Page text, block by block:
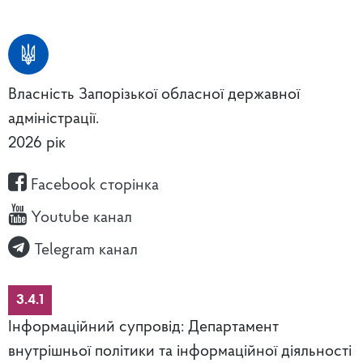
Власність Запорізької обласної державної
адміністрації.
2026 рік
Facebook сторінка
Youtube канал
Telegram канал
3.4.1
Інформаційний супровід: Департамент
внутрішньої політики та інформаційної діяльності